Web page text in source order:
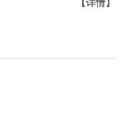
【详情】